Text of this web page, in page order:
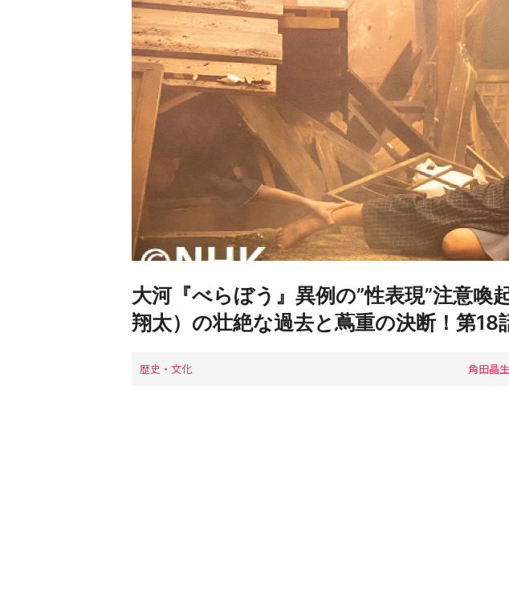
大河『べらぼう』異例の”性表現”注意喚
翔太）の壮絶な過去と蔦重の決断！第18
歴史・文化 角田晶